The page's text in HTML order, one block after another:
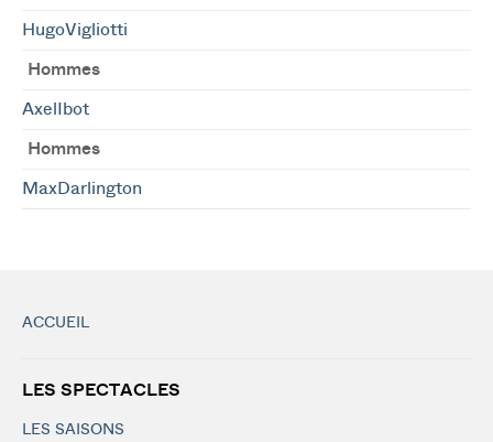
HugoVigliotti
Hommes
AxelIbot
Hommes
MaxDarlington
ACCUEIL
LES SPECTACLES
LES SAISONS